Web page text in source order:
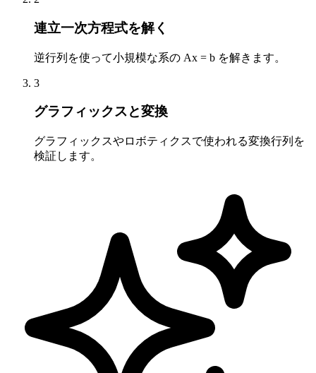
連立一次方程式を解く
逆行列を使って小規模な系の Ax = b を解きます。
3
グラフィックスと変換
グラフィックスやロボティクスで使われる変換行列を
検証します。